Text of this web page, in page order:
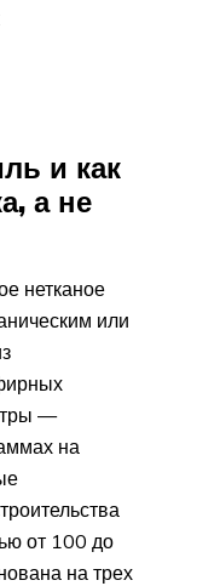
и как
а не
нетканое
или
—
на
от 100 до
на трех